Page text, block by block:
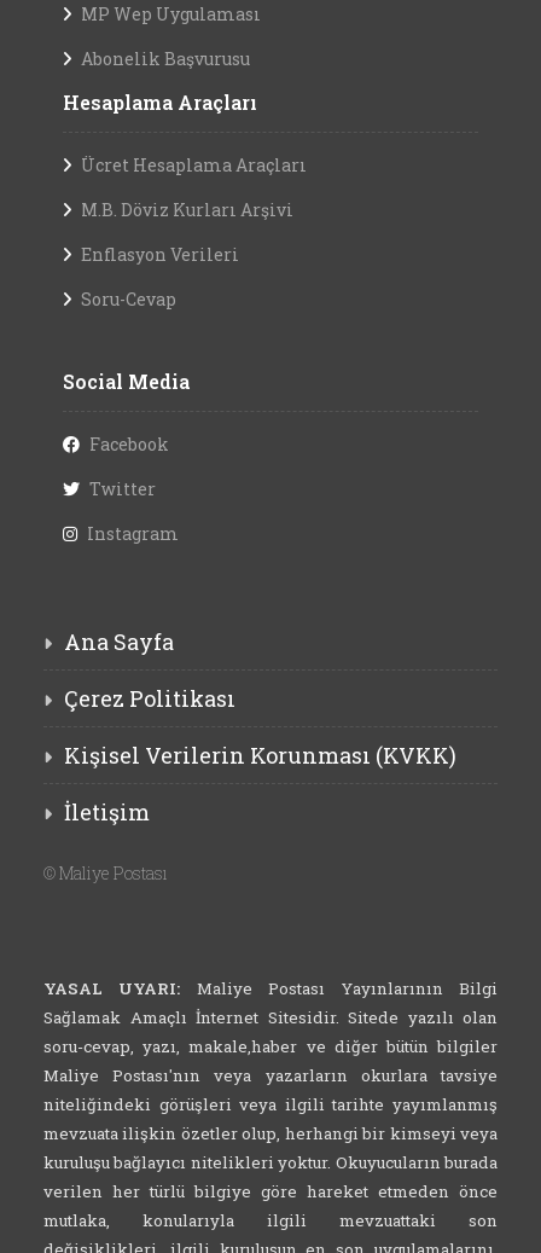
MP Wep Uygulaması
Abonelik Başvurusu
Hesaplama Araçları
Ücret Hesaplama Araçları
M.B. Döviz Kurları Arşivi
Enflasyon Verileri
Soru-Cevap
Social Media
Facebook
Twitter
Instagram
Ana Sayfa
Çerez Politikası
Kişisel Verilerin Korunması (KVKK)
İletişim
©Maliye Postası
YASAL UYARI: Maliye Postası Yayınlarının Bilgi
Sağlamak Amaçlı İnternet Sitesidir. Sitede yazılı olan
soru-cevap, yazı, makale,haber ve diğer bütün bilgiler
Maliye Postası'nın veya yazarların okurlara tavsiye
niteliğindeki görüşleri veya ilgili tarihte yayımlanmış
mevzuata ilişkin özetler olup, herhangi bir kimseyi veya
kuruluşu bağlayıcı nitelikleri yoktur. Okuyucuların burada
verilen her türlü bilgiye göre hareket etmeden önce
mutlaka, konularıyla ilgili mevzuattaki son